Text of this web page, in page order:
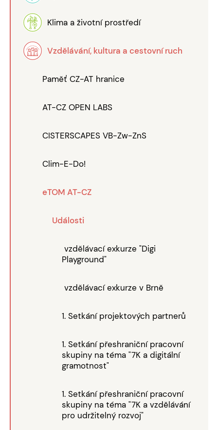
Klima a životní prostředí
Vzdělávání, kultura a cestovní ruch
Paměť CZ-AT hranice
AT-CZ OPEN LABS
CISTERSCAPES VB-Zw-ZnS
Clim-E-Do!
eTOM AT-CZ
Události
vzdělávací exkurze "Digi
Playground"
vzdělávací exkurze v Brně
1. Setkání projektových partnerů
1. Setkání přeshraniční pracovní
skupiny na téma "7K a digitální
gramotnost"
1. Setkání přeshraniční pracovní
skupiny na téma "7K a vzdělávání
pro udržitelný rozvoj"